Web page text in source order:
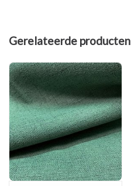
Gerelateerde producten